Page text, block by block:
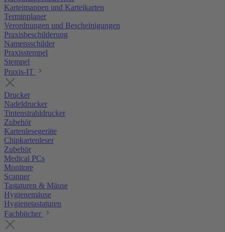
Karteimappen und Karteikarten
Terminplaner
Verordnungen und Bescheinigungen
Praxisbeschilderung
Namensschilder
Praxisstempel
Stempel
Praxis-IT
Drucker
Nadeldrucker
Tintenstrahldrucker
Zubehör
Kartenlesegeräte
Chipkartenleser
Zubehör
Medical PCs
Monitore
Scanner
Tastaturen & Mäuse
Hygienemäuse
Hygienetastaturen
Fachbücher